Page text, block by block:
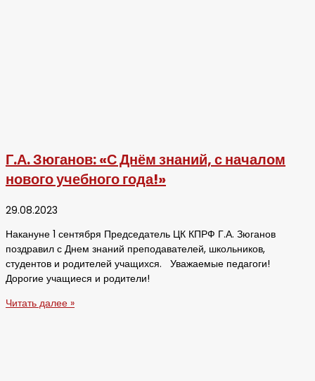
Г.А. Зюганов: «С Днём знаний, с началом
нового учебного года!»
29.08.2023
Накануне 1 сентября Председатель ЦК КПРФ Г.А. Зюганов
поздравил с Днем знаний преподавателей, школьников,
студентов и родителей учащихся. Уважаемые педагоги!
Дорогие учащиеся и родители!
Читать далее »